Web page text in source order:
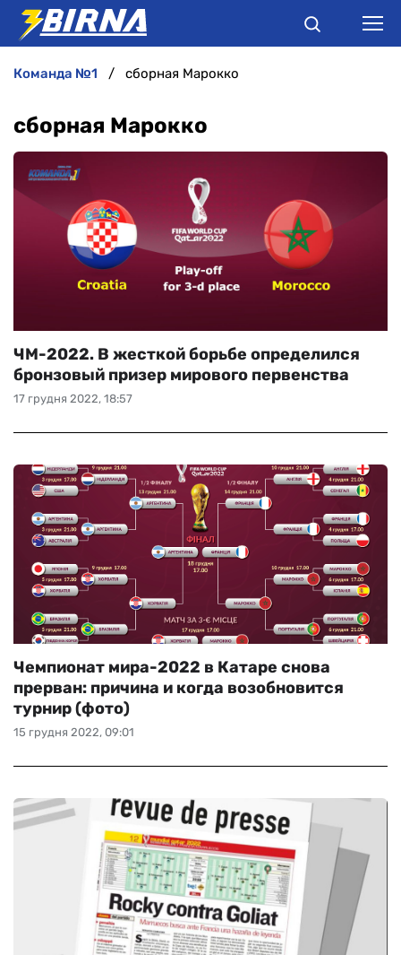
АНАЛІТИКА
ІНТЕРВ'Ю
БУКМЕКЕРИ
команда №1 сборная Марокко
сборная Марокко
17 грудня 2022, 18:57
ЧМ-2022. В жесткой борьбе определился
бронзовый призер мирового первенства
15 грудня 2022, 09:01
Чемпионат мира-2022 в Катаре снова
прерван: причина и когда возобновится
турнир (фото)